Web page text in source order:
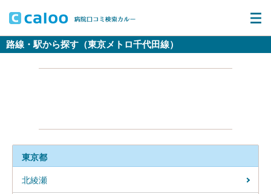
路線・駅から探す（東京メトロ千代田線）
東京都
北綾瀬